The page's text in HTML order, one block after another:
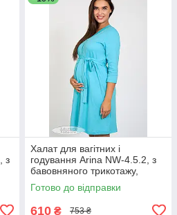
з
Халат для вагітних і
годування Arina NW-4.5.2, з
бавовняного трикотажу,
блакитний, розмір 44
Готово до відправки
610 ₴ 753 ₴